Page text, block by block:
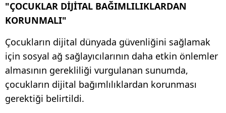
"ÇOCUKLAR DİJİTAL BAĞIMLILIKLARDAN
KORUNMALI"
Çocukların dijital dünyada güvenliğini sağlamak
için sosyal ağ sağlayıcılarının daha etkin önlemler
almasının gerekliliği vurgulanan sunumda,
çocukların dijital bağımlılıklardan korunması
gerektiği belirtildi.